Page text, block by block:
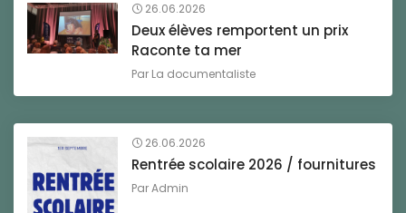
26.06.2026
Deux élèves remportent un prix
Raconte ta mer
Par La documentaliste
26.06.2026
Rentrée scolaire 2026 / fournitures
ParAdmin